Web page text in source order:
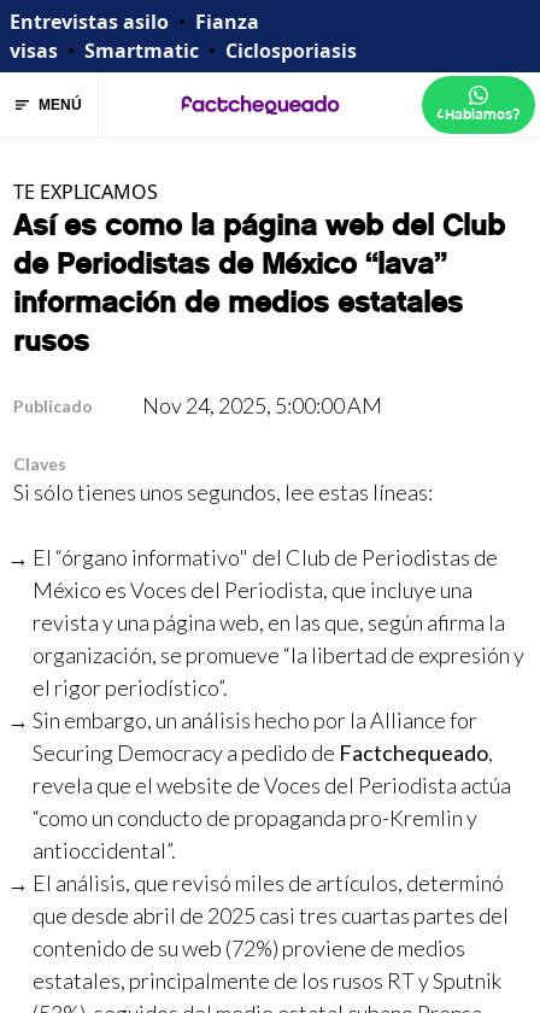
Entrevistas asilo • Fianza
visas • Smartmatic • Ciclosporiasis
MENÚ ¿Hablamos?
TE EXPLICAMOS
Así es como la página web del Club
de Periodistas de México “lava”
información de medios estatales
rusos
Publicado Nov 24, 2025, 5:00:00 AM
Claves
Si sólo tienes unos segundos, lee estas líneas:
El “órgano informativo" del Club de Periodistas de
México es Voces del Periodista, que incluye una
revista y una página web, en las que, según afirma la
organización, se promueve “la libertad de expresión y
el rigor periodístico”.
Sin embargo, un análisis hecho por la Alliance for
Securing Democracy a pedido de Factchequeado,
revela que el website de Voces del Periodista actúa
“como un conducto de propaganda pro-Kremlin y
antioccidental”.
El análisis, que revisó miles de artículos, determinó
que desde abril de 2025 casi tres cuartas partes del
contenido de su web (72%) proviene de medios
estatales, principalmente de los rusos RT y Sputnik